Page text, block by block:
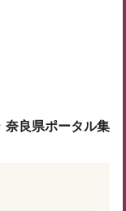
奈良県ポータル集